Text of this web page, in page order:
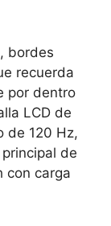
bordes
recuerda
por dentro
LCD de
de 120 Hz,
de
con carga